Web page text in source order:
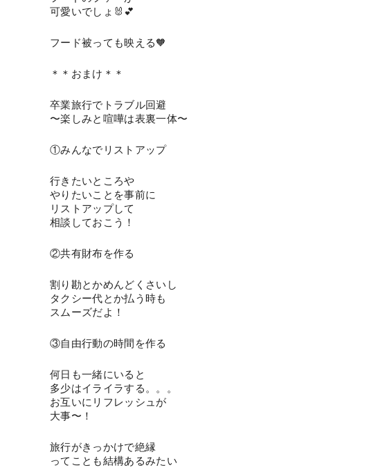
可愛いでしょ🐰💕
フード被っても映える🧡
＊＊おまけ＊＊
卒業旅行でトラブル回避
〜楽しみと喧嘩は表裏一体〜
①みんなでリストアップ
行きたいところや
やりたいことを事前に
リストアップして
相談しておこう！
②共有財布を作る
割り勘とかめんどくさいし
タクシー代とか払う時も
スムーズだよ！
③自由行動の時間を作る
何日も一緒にいると
多少はイライラする。。。
お互いにリフレッシュが
大事〜！
旅行がきっかけで絶縁
ってことも結構あるみたい